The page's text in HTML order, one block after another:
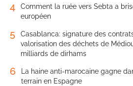
4
Comment la ruée vers Sebta a
européen
5
Casablanca: signature des
valorisation des déchets de
milliards de dirhams
6
La haine anti-marocaine gagne
terrain en Espagne